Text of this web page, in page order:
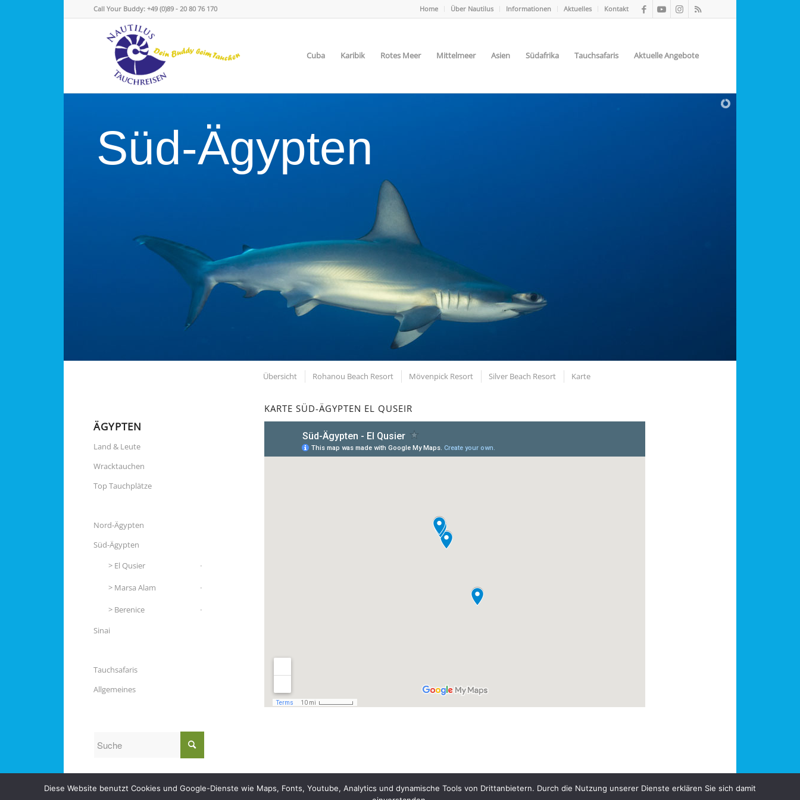
Home Über Nautilus Informationen Aktuelles Kontakt
Call Your Buddy: +49 (0)89 - 20 80 76 170
Cuba Karibik Rotes Meer Mittelmeer Asien Südafrika Tauchsafaris Aktuelle Angebote
Süd-Ägypten
Übersicht Rohanou Beach Resort Mövenpick Resort Silver Beach Resort Karte
KARTE SÜD-ÄGYPTEN EL QUSEIR
ÄGYPTEN
Land & Leute
Wracktauchen
Top Tauchplätze
Nord-Ägypten
Süd-Ägypten
El Qusier
Marsa Alam
Berenice
Sinai
Tauchsafaris
Allgemeines
Diese Website benutzt Cookies und Google-Dienste wie Maps, Fonts, Youtube, Analytics und dynamische Tools von Drittanbietern. Durch die Nutzung unserer Dienste erklären Sie sich damit